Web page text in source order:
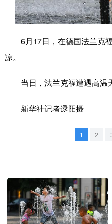
地方频道
广东 广西
贵州
新疆 内蒙古
多语种频道
6月17日，在德国法兰克福
凉。
当日，法兰克福遭遇高温天
新华社记者逯阳摄
1 2